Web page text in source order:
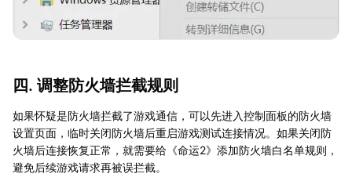
四. 调整防火墙拦截规则
如果怀疑是防火墙拦截了游戏通信，可以先进入控制面板的防火墙
设置页面，临时关闭防火墙后重启游戏测试连接情况。如果关闭防
火墙后连接恢复正常，就需要给《命运2》添加防火墙白名单规则，
避免后续游戏请求再被误拦截。